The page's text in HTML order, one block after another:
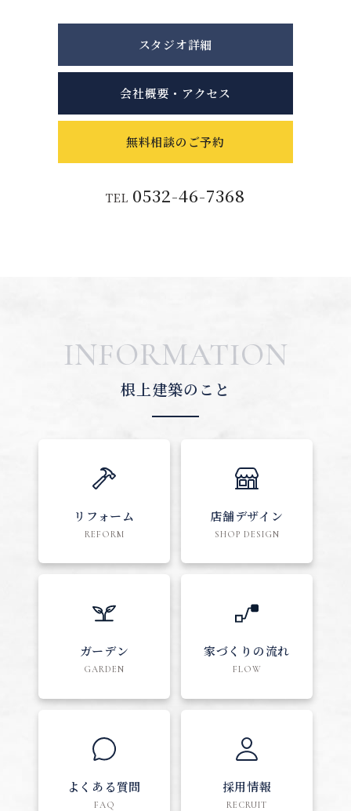
スタジオ詳細
会社概要・アクセス
無料相談のご予約
TEL 0532-46-7368
INFORMATION
根上建築のこと
リフォーム
REFORM
店舗デザイン
SHOP DESIGN
ガーデン
GARDEN
家づくりの流れ
FLOW
よくある質問
FAQ
採用情報
RECRUIT